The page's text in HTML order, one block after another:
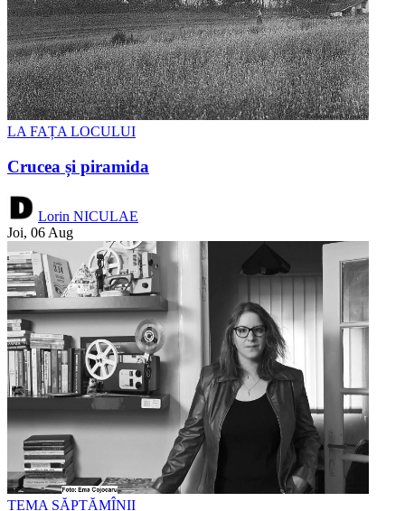
LA FAȚA LOCULUI
Crucea și piramida
Lorin NICULAE
Joi, 06 Aug
TEMA SĂPTĂMÎNII